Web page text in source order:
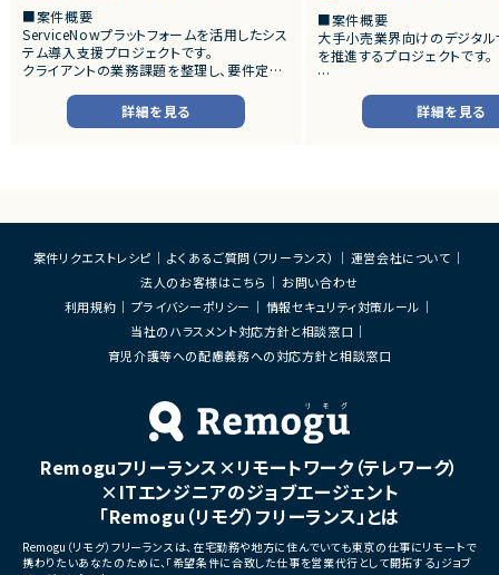
■案件概要
ServiceNowプラットフォームを活用したシス
テム導入支援プロジェクトです。
クライアントの業務課題を整理し、要件定義
だきます。
・詳細設計書、テスト仕様書等のドキュメント
作成
・成果物レビューおよび品質管理
・開発メンバーへの技術支援、進捗管理
・少人数体制でのプロジェクト推進
プロジェクト拡大に伴う増員募集
詳細を見る
■案件概要
大手小売業界向けのデジタ
を推進するプロジェクトです。
■プロダクトやサービスの概
・店舗向けスマホアプリおよ
システムの継続的なエンハ
・要件整理および要件定義支
・バックエンドシステムの設計
・コードレビューの実施
・リリース対応および品質向
・技術課題に対する検討、提
・ステークホルダーとの調整
ケーション
・サービスの継続的な機能拡
募集
■担当工程
・要件定義
・基本設計
・詳細設計
・テスト
詳細を見る
案件リクエストレシピ よくあるご質問（フリーランス）
運営会社について
法人のお客様はこちら
お問い合わせ
利用規約
プライバシーポリシー
情報セキュリティ対策ルール
当社のハラスメント対応方針と相談窓口
育児介護等への配慮義務への対応方針と相談窓口
Remoguフリーランス×リモートワーク（テレワーク）
×ITエンジニアのジョブエージェント
「Remogu（リモグ）フリーランス」とは
Remogu（リモグ）フリーランスは、在宅勤務や地方に住んでいても東京の仕事にリモートで
携わりたいあなたのために、「希望条件に合致した仕事を営業代行として開拓する」ジョブ